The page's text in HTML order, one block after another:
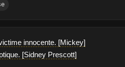
innocente. [Mickey]
[Sidney Prescott]